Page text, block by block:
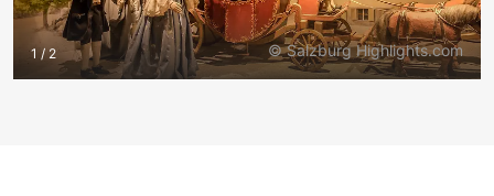
© Salzburg Highlights.com
1 / 2